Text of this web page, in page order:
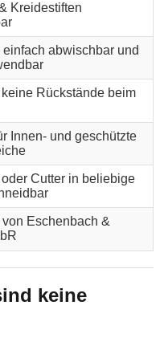
Kreidestiften
abwischbar und
Rückstände beim
Innen- und geschützte
Cutter in beliebige
Eschenbach &
keine